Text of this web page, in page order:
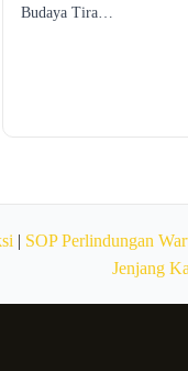
Budaya Tira…
| SOP Perlindungan
Jenjang